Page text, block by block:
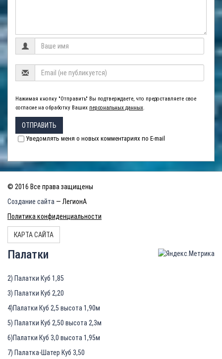
Нажимая кнопку "Отправить" Вы подтверждаете, что предоставляете свое
согласие на обработку Ваших персональных данных.
ОТПРАВИТЬ
Уведомлять меня о новых комментариях по E-mail
© 2016 Все права защищены
Создание сайта — ЛегионА
Политика конфиденциальности
КАРТА САЙТА
Палатки
2) Палатки Куб 1,85
3) Палатки Куб 2,20
4)Палатки Куб 2,5 высота 1,90м
5) Палатки Куб 2,50 высота 2,3м
6)Палатки Куб 3,0 высота 1,95м
7) Палатка-Шатер Куб 3,50